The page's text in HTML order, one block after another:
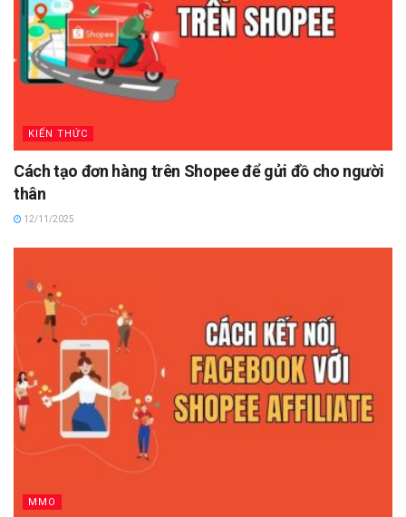
KIẾN THỨC
Cách tạo đơn hàng trên Shopee để gửi đồ cho người
thân
12/11/2025
MMO